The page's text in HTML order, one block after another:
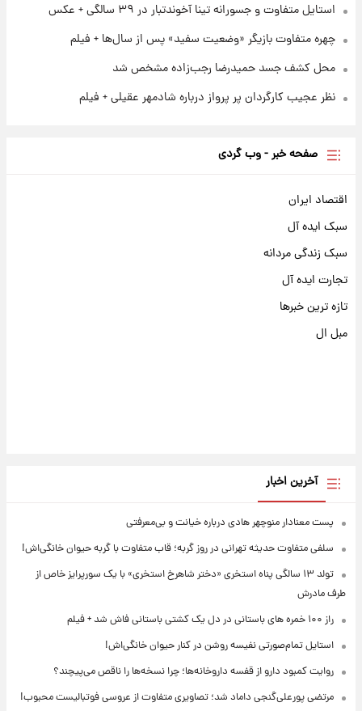
استایل متفاوت و جسورانه تینا آخوندتبار در ۳۹ سالگی + عکس
چهره متفاوت بازیگر «وضعیت سفید» پس از سال‌ها + فیلم
محل کشف جسد حمیدرضا رجب‌زاده مشخص شد
نظر عجیب کارگردان پر پرواز درباره شادمهر عقیلی + فیلم
صفحه خبر - وب گردی
اقتصاد ایران
سبک ایده آل
سبک زندگی مردانه
تجارت ایده آل
تازه ترین خبرها
مبل ال
آخرین اخبار
پست معنادار منوچهر هادی درباره خیانت و بی‌معرفتی
سلفی متفاوت حدیثه تهرانی در روز گربه؛ قاب متفاوت با گربه حیوان خانگی‌اش!
تولد ۱۳ سالگی پناه استخری «دختر شاهرخ استخری» با یک سورپرایز خاص از
طرف مادرش
راز ۱۰۰ خمره های باستانی در دل یک کشتی باستانی فاش شد + فیلم
استایل تمام‌صورتی نفیسه روشن در کنار حیوان خانگی‌اش!
روایت کمبود دارو از قفسه داروخانه‌ها؛ چرا نسخه‌ها را ناقص می‌پیچند؟
مرتضی پورعلی‌گنجی داماد شد؛ تصاویری متفاوت از عروسی فوتبالیست محبوب!